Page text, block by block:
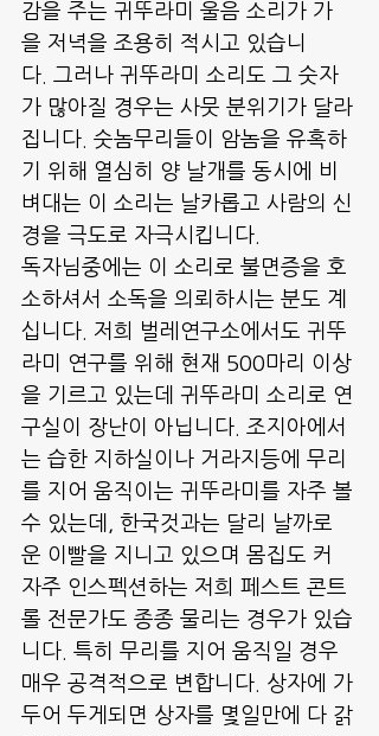
감을 주는 귀뚜라미 울음 소리가 가
을 저녁을 조용히 적시고 있습니
다. 그러나 귀뚜라미 소리도 그 숫자
가 많아질 경우는 사뭇 분위기가 달라
집니다. 숫놈무리들이 암놈을 유혹하
기 위해 열심히 양 날개를 동시에 비
벼대는 이 소리는 날카롭고 사람의 신
경을 극도로 자극시킵니다.
독자님중에는 이 소리로 불면증을 호
소하셔서 소독을 의뢰하시는 분도 계
십니다. 저희 벌레연구소에서도 귀뚜
라미 연구를 위해 현재 500마리 이상
을 기르고 있는데 귀뚜라미 소리로 연
구실이 장난이 아닙니다. 조지아에서
는 습한 지하실이나 거라지등에 무리
를 지어 움직이는 귀뚜라미를 자주 볼
수 있는데, 한국것과는 달리 날까로
운 이빨을 지니고 있으며 몸집도 커
자주 인스펙션하는 저희 페스트 콘트
롤 전문가도 종종 물리는 경우가 있습
니다. 특히 무리를 지어 움직일 경우
매우 공격적으로 변합니다. 상자에 가
두어 두게되면 상자를 몇일만에 다 갉